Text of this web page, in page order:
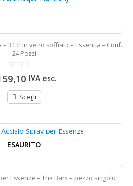
– 31 cl in vetro soffiato – Essentia – Conf.
24 Pezzi
0
di
IVA esc.
Scegli
ESAURITO
Essenze – The Bars – pezzo singolo